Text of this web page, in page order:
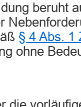
beruht
§ 4 Abs. 1
ohne